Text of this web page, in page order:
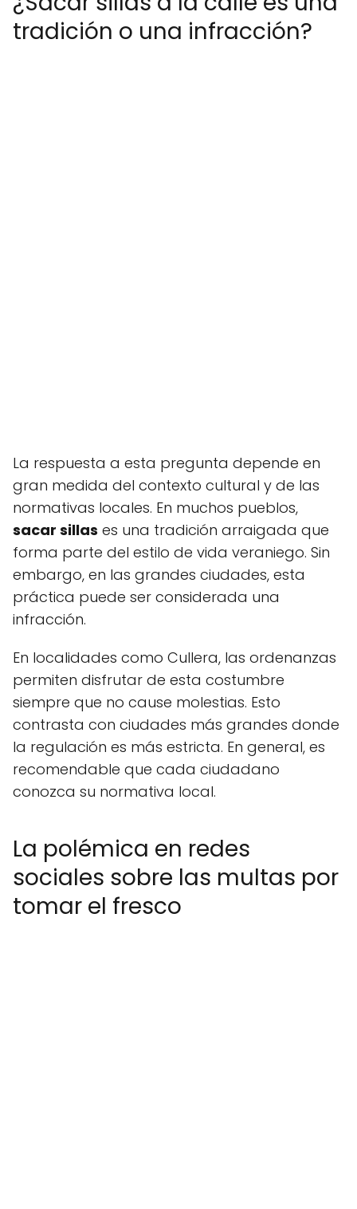
tradición o una infracción?
La respuesta a esta pregunta depende en
gran medida del contexto cultural y de las
normativas locales. En muchos pueblos,
sacar sillas es una tradición arraigada que
forma parte del estilo de vida veraniego. Sin
embargo, en las grandes ciudades, esta
práctica puede ser considerada una
infracción.
En localidades como Cullera, las ordenanzas
permiten disfrutar de esta costumbre
siempre que no cause molestias. Esto
contrasta con ciudades más grandes donde
la regulación es más estricta. En general, es
recomendable que cada ciudadano
conozca su normativa local.
La polémica en redes
sociales sobre las multas por
tomar el fresco